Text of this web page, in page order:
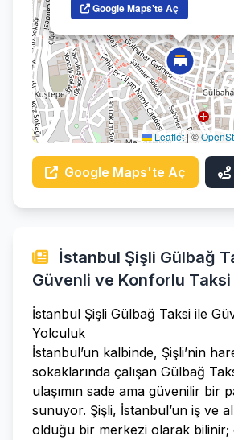
Google Maps'te Aç
Leaflet |©
Google Maps'te Aç
İstanbul Şişli Gülbağ
Güvenli ve Konforlu
İstanbul Şişli Gülbağ Taksi ile
Yolculuk
İstanbul’un kalbinde, Şişli’nin
sokaklarında çalışan Gülbağ
ulaşımın sade ama güvenilir bir
sunuyor. Şişli, İstanbul’un iş ve
olduğu bir merkezi olarak bilinir;